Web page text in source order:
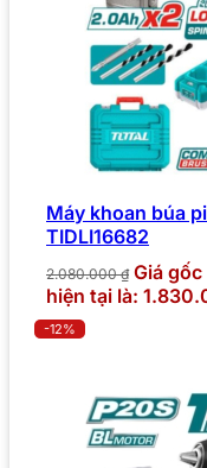
Máy khoan búa
TIDLI16682
2.080.000₫ Giá
hiện tại là:
-12%